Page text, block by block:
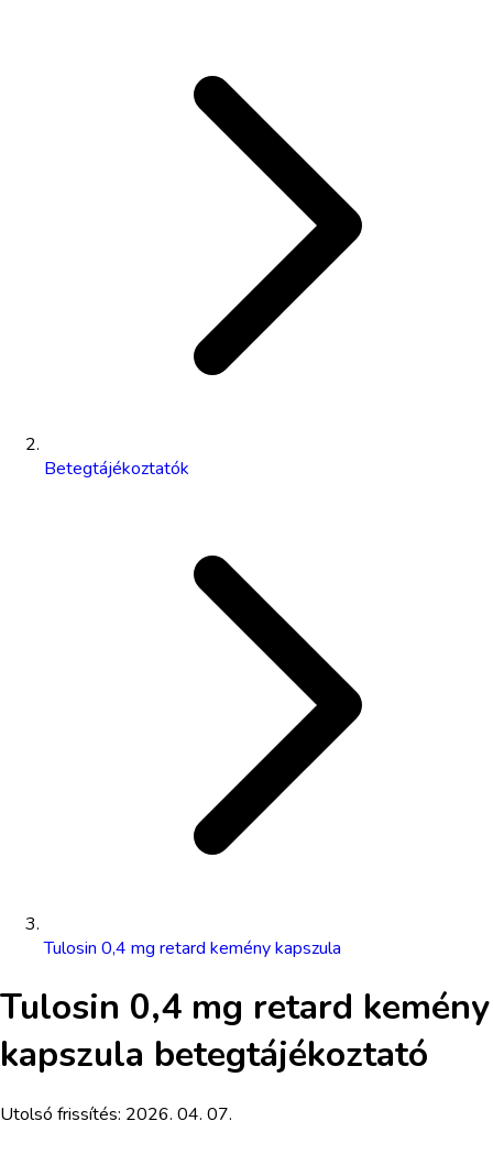
Betegtájékoztatók
Tulosin 0,4 mg retard kemény kapszula
Tulosin 0,4 mg retard kemény
kapszula betegtájékoztató
Utolsó frissítés: 2026. 04. 07.